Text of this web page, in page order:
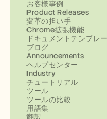
お客様事例
Product Releases
変革の担い手
Chrome拡張機能
ドキュメントテンプレ
ブログ
Announcements
ヘルプセンター
Industry
チュートリアル
ツール
ツールの比較
用語集
翻訳